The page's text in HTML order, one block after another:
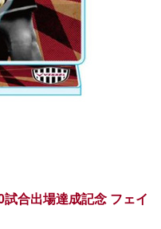
合出場達成記念 フェイ